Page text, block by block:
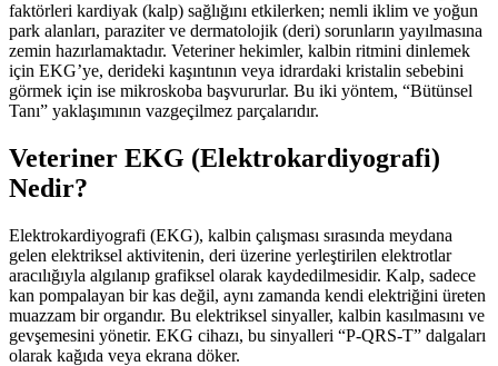
faktörleri kardiyak (kalp) sağlığını etkilerken; nemli iklim ve yoğun
park alanları, paraziter ve dermatolojik (deri) sorunların yayılmasına
zemin hazırlamaktadır. Veteriner hekimler, kalbin ritmini dinlemek
için EKG’ye, derideki kaşıntının veya idrardaki kristalin sebebini
görmek için ise mikroskoba başvururlar. Bu iki yöntem, “Bütünsel
Tanı” yaklaşımının vazgeçilmez parçalarıdır.
Veteriner EKG (Elektrokardiyografi)
Nedir?
Elektrokardiyografi (EKG), kalbin çalışması sırasında meydana
gelen elektriksel aktivitenin, deri üzerine yerleştirilen elektrotlar
aracılığıyla algılanıp grafiksel olarak kaydedilmesidir. Kalp, sadece
kan pompalayan bir kas değil, aynı zamanda kendi elektriğini üreten
muazzam bir organdır. Bu elektriksel sinyaller, kalbin kasılmasını ve
gevşemesini yönetir. EKG cihazı, bu sinyalleri “P-QRS-T” dalgaları
olarak kağıda veya ekrana döker.